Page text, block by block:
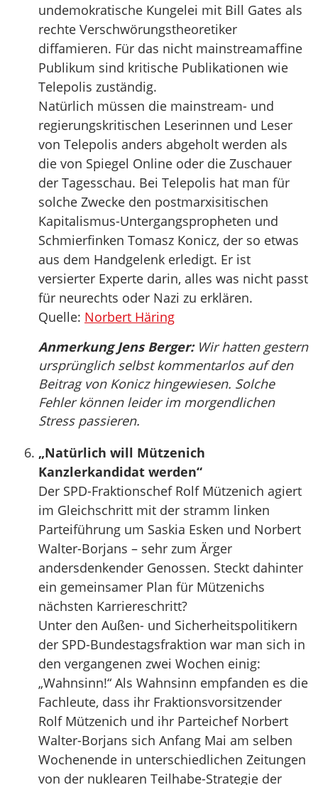
undemokratische Kungelei mit Bill Gates als
rechte Verschwörungstheoretiker
diffamieren. Für das nicht mainstreamaffine
Publikum sind kritische Publikationen wie
Telepolis zuständig.
Natürlich müssen die mainstream- und
regierungskritischen Leserinnen und Leser
von Telepolis anders abgeholt werden als
die von Spiegel Online oder die Zuschauer
der Tagesschau. Bei Telepolis hat man für
solche Zwecke den postmarxisitischen
Kapitalismus-Untergangspropheten und
Schmierfinken Tomasz Konicz, der so etwas
aus dem Handgelenk erledigt. Er ist
versierter Experte darin, alles was nicht passt
für neurechts oder Nazi zu erklären.
Quelle: Norbert Häring
Anmerkung Jens Berger:Wir hatten gestern
ursprünglich selbst kommentarlos auf den
Beitrag von Konicz hingewiesen. Solche
Fehler können leider im morgendlichen
Stress passieren.
„Natürlich will Mützenich
Kanzlerkandidat werden“
Der SPD-Fraktionschef Rolf Mützenich agiert
im Gleichschritt mit der stramm linken
Parteiführung um Saskia Esken und Norbert
Walter-Borjans – sehr zum Ärger
andersdenkender Genossen. Steckt dahinter
ein gemeinsamer Plan für Mützenichs
nächsten Karriereschritt?
Unter den Außen- und Sicherheitspolitikern
der SPD-Bundestagsfraktion war man sich in
den vergangenen zwei Wochen einig:
„Wahnsinn!“ Als Wahnsinn empfanden es die
Fachleute, dass ihr Fraktionsvorsitzender
Rolf Mützenich und ihr Parteichef Norbert
Walter-Borjans sich Anfang Mai am selben
Wochenende in unterschiedlichen Zeitungen
von der nuklearen Teilhabe-Strategie der